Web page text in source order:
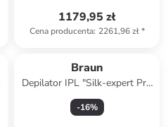
1179,95 zł
Cena producenta: 2261,96 zł*
Braun
Depilator IPL "Silk-expert Pro
IPL PL5412" w kolorze złoto-
białym
-16%